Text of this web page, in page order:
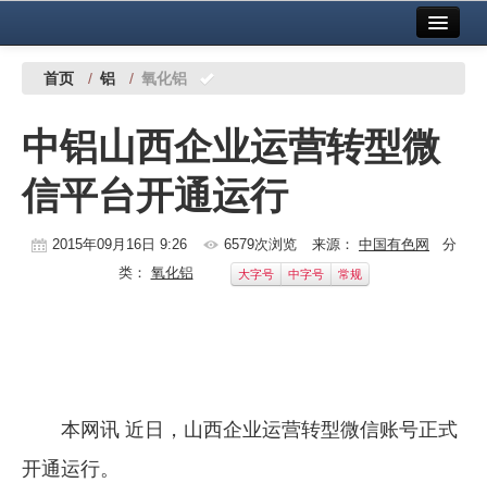
中国有色金属报社主办 广告服务
铜镍铅锌
铝
稀有稀土
地矿 建设
党建工作
首页 / 铝 / 氧化铝
中铝山西企业运营转型微
信平台开通运行
2015年09月16日 9:26 6579次浏览 来源： 中国有色网
分
类： 氧化铝 大字号 中字号 常规
本网讯 近日，山西企业运营转型微信账号正式
开通运行。